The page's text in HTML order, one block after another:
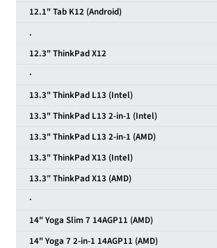
12.1" Tab K12 (Android)
.
12.3" ThinkPad X12
·
13.3" ThinkPad L13 (Intel)
13.3" ThinkPad L13 2-in-1 (Intel)
13.3" ThinkPad L13 2-in-1 (AMD)
13.3" ThinkPad X13 (Intel)
13.3″ ThinkPad X13 (AMD)
·
14" Yoga Slim 7 14AGP11 (AMD)
14" Yoga 7 2-in-1 14AGP11 (AMD)